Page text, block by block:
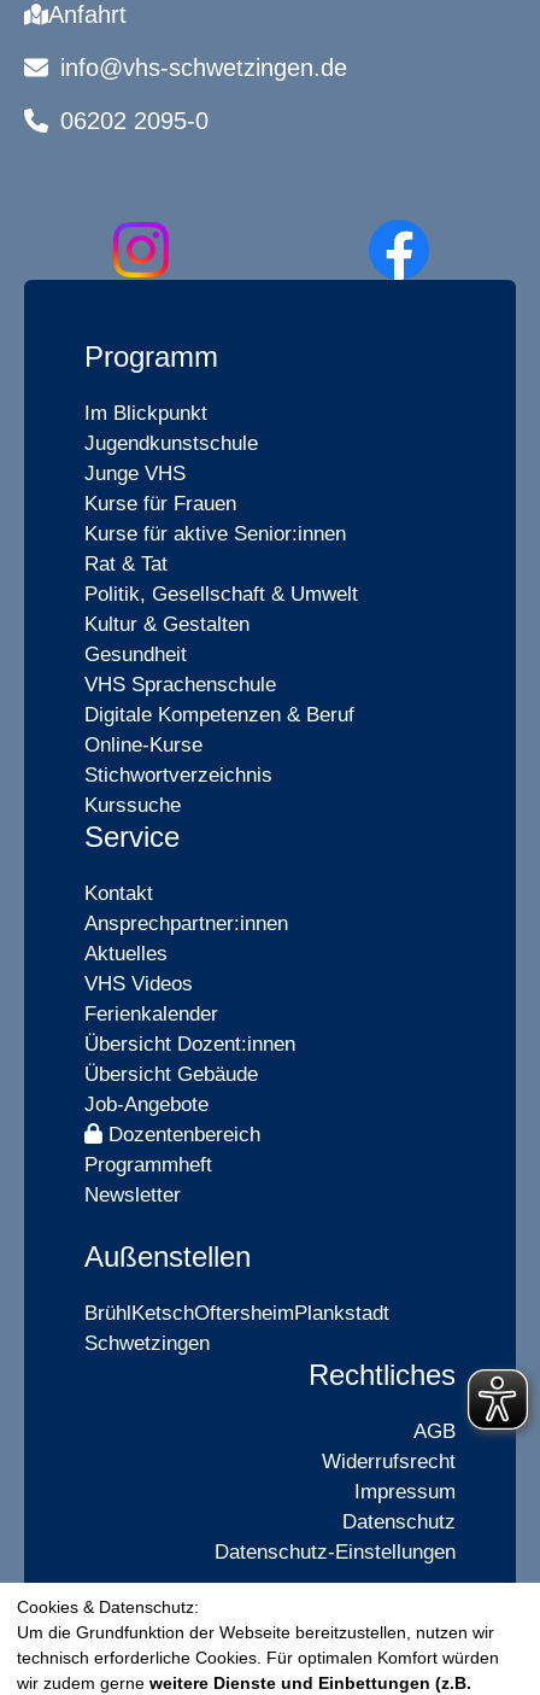
Anfahrt
info@vhs-schwetzingen.de
06202 2095-0
Programm
Im Blickpunkt
Jugendkunstschule
Junge VHS
Kurse für Frauen
Kurse für aktive Senior:innen
Rat & Tat
Politik, Gesellschaft & Umwelt
Kultur & Gestalten
Gesundheit
VHS Sprachenschule
Digitale Kompetenzen & Beruf
Online-Kurse
Stichwortverzeichnis
Kurssuche
Service
Kontakt
Ansprechpartner:innen
Aktuelles
VHS Videos
Ferienkalender
Übersicht Dozent:innen
Übersicht Gebäude
Job-Angebote
Dozentenbereich
Programmheft
Newsletter
Außenstellen
BrühlKetschOftersheimPlankstadt
Schwetzingen
Rechtliches
AGB
Widerrufsrecht
Impressum
Datenschutz
Datenschutz-Einstellungen
Cookies & Datenschutz:
Um die Grundfunktion der Webseite bereitzustellen, nutzen wir
technisch erforderliche Cookies. Für optimalen Komfort würden
wir zudem gerne weitere Dienste und Einbettungen (z.B.